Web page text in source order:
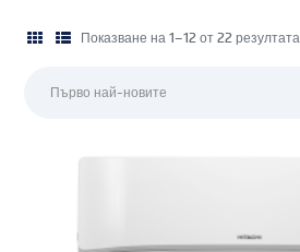
Показване на 1–12 от 22 резултата